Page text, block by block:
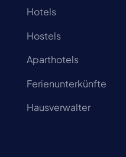
Hotels
Hostels
Aparthotels
Ferienunterkünfte
Hausverwalter